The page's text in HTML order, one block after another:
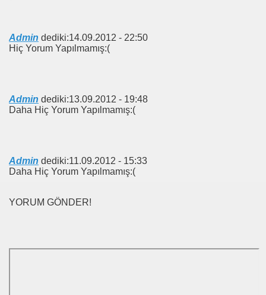
Admin dediki:14.09.2012 - 22:50
Hiç Yorum Yapılmamış:(
Admin dediki:13.09.2012 - 19:48
Daha Hiç Yorum Yapılmamış:(
Admin dediki:11.09.2012 - 15:33
Daha Hiç Yorum Yapılmamış:(
YORUM GÖNDER!